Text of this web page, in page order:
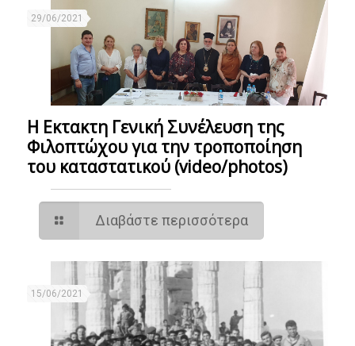
29/06/2021
Η Εκτακτη Γενική Συνέλευση της
Φιλοπτώχου για την τροποποίηση
του καταστατικού (video/photos)
Διαβάστε περισσότερα
15/06/2021